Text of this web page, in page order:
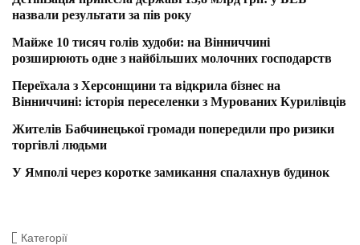
назвали результати за пів року
Майже 10 тисяч голів худоби: на Вінниччині
розширюють одне з найбільших молочних господарств
Переїхала з Херсонщини та відкрила бізнес на
Вінниччині: історія переселенки з Мурованих Курилівців
Жителів Бабчинецької громади попередили про ризики
торгівлі людьми
У Ямполі через коротке замикання спалахнув будинок
Категорії